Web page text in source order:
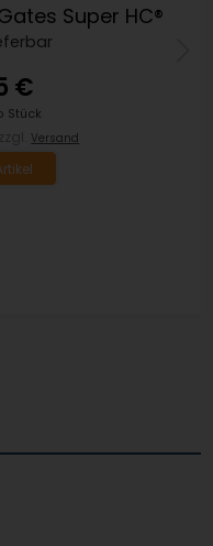
Super HC®
€
Stück
Versand